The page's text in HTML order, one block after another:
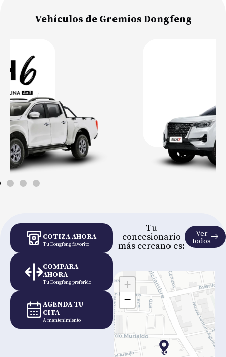
Vehículos de Gremios Dongfeng
COTIZA AHORA
Tu Dongfeng favorito
COMPARA
AHORA
Tu Dongfeng preferido
AGENDA TU
CITA
A mantenimiento
Tu
concesionario
más cercano es:
Ver
todos
+
−